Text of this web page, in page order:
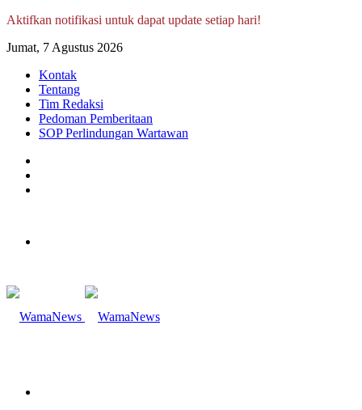
Aktifkan notifikasi untuk dapat update setiap hari!
Jumat, 7 Agustus 2026
Kontak
Tentang
Tim Redaksi
Pedoman Pemberitaan
SOP Perlindungan Wartawan